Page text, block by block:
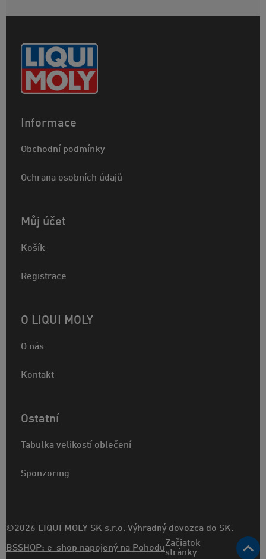
Informace
Obchodní podmínky
Ochrana osobních údajů
Můj účet
Košík
Registrace
O LIQUI MOLY
O nás
Kontakt
Ostatní
Tabulka velikostí oblečení
Sponzoring
©2026 LIQUI MOLY SK s.r.o. Výhradný dovozca do SK.
BSSHOP: e-shop napojený na PohoduZačiatok
stránky